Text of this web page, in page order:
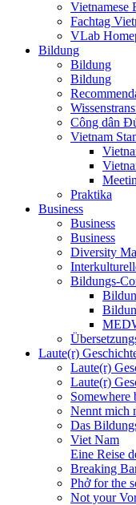
Vietnamese
Fachtag
VLab
Bildung
Bildung
Bildung
Công dân
Vietnam
Praktika
Business
Business
Business
Diversity
Bildungs-
Laute(r)
Laute(r)
Laute(r)
Somewhere
Nennt mich
Das
Viet Nam
Eine Reise
Breaking
Phở for the
Not your